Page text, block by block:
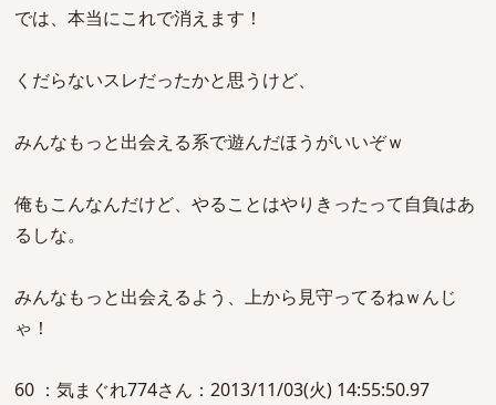
では、本当にこれで消えます！
くだらないスレだったかと思うけど、
みんなもっと出会える系で遊んだほうがいいぞｗ
俺もこんなんだけど、やることはやりきったって自負はあ
るしな。
みんなもっと出会えるよう、上から見守ってるねｗんじ
ゃ！
60 ：気まぐれ774さん：2013/11/03(火) 14:55:50.97